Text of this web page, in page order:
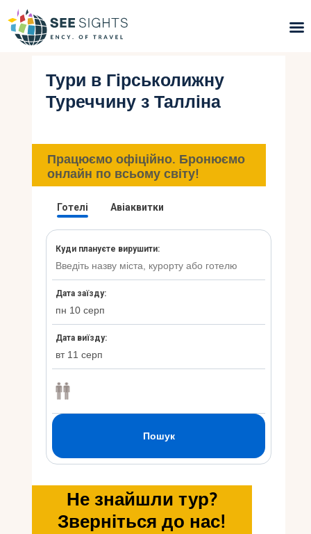
Пошук турів
Гарячі тури
Типи Турів
Країни
Контакти
Тури в Гірськолижну
Туреччину з Талліна
Працюємо офіційно. Бронюємо
онлайн по всьому світу!
Не знайшли тур?
Зверніться до нас!